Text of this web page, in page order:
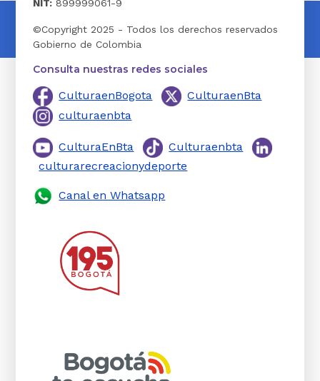
NIT: 899999061-9
©Copyright 2025 - Todos los derechos reservados
Gobierno de Colombia
Consulta nuestras redes sociales
CulturaenBogota
CulturaenBta
culturaenbta
CulturaEnBta
Culturaenbta
culturarecreacionydeporte
Canal en Whatsapp